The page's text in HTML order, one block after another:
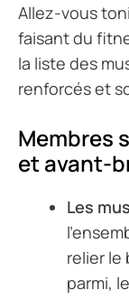
Allez-vous
faisant du
la liste des
renforcés et
Membres
et avant-
Les
relier le
parmi,